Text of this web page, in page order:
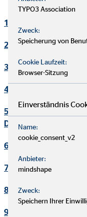
1. Verantwortlicher
2. Kontakt
3. Maßgebliche
4.
5. Übermittlung und
Daten
6. Datenverarbeitung
7. Einsatz von Cookies
8. Kontaktaufnahme
9. Bereitstellung des
TYPO3 Association
Zweck:
Speicherung von
Cookie Laufzeit:
Browser-Sitzung
Einverständnis
Name:
cookie_consent_v2
Anbieter:
mindshape
Zweck:
Speichern Ihrer